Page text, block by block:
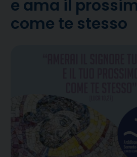
e ama il
come te stesso